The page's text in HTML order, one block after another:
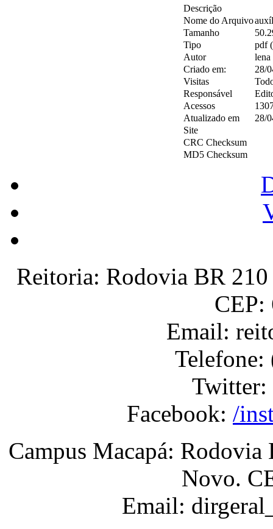
Descrição
Nome do Arquivo
Tamanho
Tipo
pdf
Autor
lena
Criado em:
28/
Visitas
Responsável
Acessos
Atualizado em
28/
Site
CRC Checksum
MD5 Checksum
Reitoria: Rodovia BR
CEP:
Email:
Twitter:
Facebook: /
Campus Macapá:
Novo.
Email: